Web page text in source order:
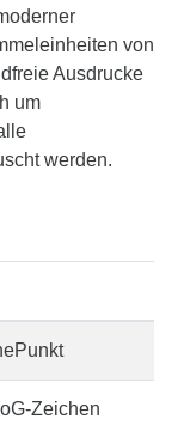
von
Ausdrucke
um
werden.
Zeichen